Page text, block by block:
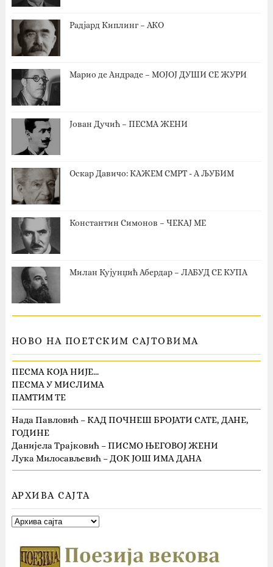
Радјард Киплинг – АКО
Марио де Андраде – МОЈОЈ ДУШИ СЕ ЖУРИ
Јован Дучић – ПЕСМА ЖЕНИ
Оскар Давичо‎: КАЖЕМ СМРТ - А ЉУБИМ
Константин Симонов – ЧЕКАЈ МЕ
Милан Кујунџић Абердар – ЛАБУД СЕ КУПА
НОВО НА ПОЕТСКИМ САЈТОВИМА
ПЕСМА КОЈА НИЈЕ…
ПЕСМА У МИСЛИМА
ПАМТИМ ТЕ
Нада Павловић – КАД ПОЧНЕШ БРОЈАТИ САТЕ, ДАНЕ,
ГОДИНЕ
Данијела Трајковић – ПИСМО ЊЕГОВОЈ ЖЕНИ
Лука Милосављевић – ДОК ЈОШ ИМА ДАНА
АРХИВА САЈТА